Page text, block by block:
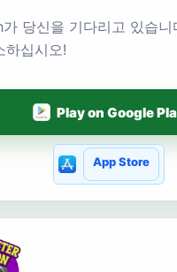
당신을 기다리고 있습니
하십시오!
Play on Google
App Store